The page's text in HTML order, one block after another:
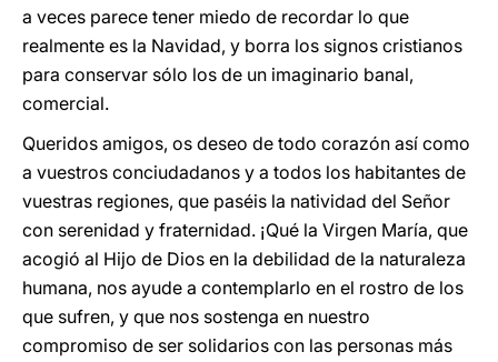
a veces parece tener miedo de recordar lo que
realmente es la Navidad, y borra los signos cristianos
para conservar sólo los de un imaginario banal,
comercial.
Queridos amigos, os deseo de todo corazón así como
a vuestros conciudadanos y a todos los habitantes de
vuestras regiones, que paséis la natividad del Señor
con serenidad y fraternidad. ¡Qué la Virgen María, que
acogió al Hijo de Dios en la debilidad de la naturaleza
humana, nos ayude a contemplarlo en el rostro de los
que sufren, y que nos sostenga en nuestro
compromiso de ser solidarios con las personas más